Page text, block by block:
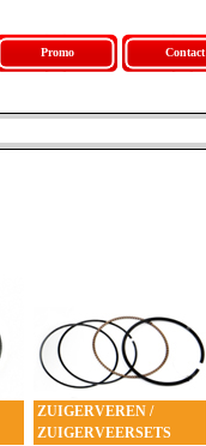
Promo Contact
ZUIGERVEREN /
ZUIGERVEERSETS